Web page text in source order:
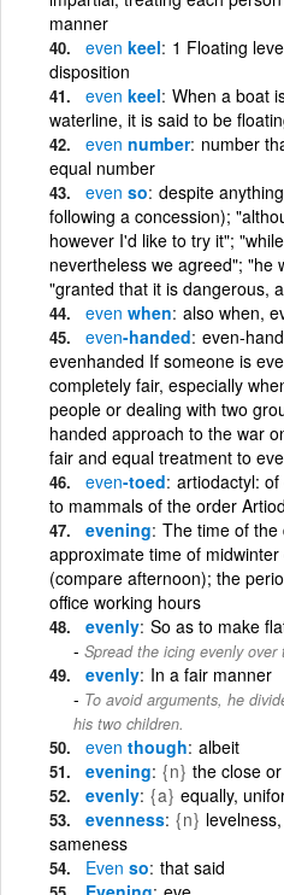
manner
even keel 1 Floating
disposition
even keel When a boat
waterline, it is said to be
even number number
equal number
even so despite
following a concession);
however I'd like to try it";
nevertheless we agreed"; "he
"granted that it is dangerous,
even when also when,
even-handed even-
evenhanded If someone is
completely fair, especially
people or dealing with two
handed approach to the war
fair and equal treatment to
even-toed artiodactyl:
to mammals of the order
evening The time of
approximate time of
(compare afternoon); the
office working hours
evenly So as to make
Spread the icing evenly over
evenly In a fair manner
To avoid arguments, he
his two children.
even though albeit
evening {n} the close
evenly {a} equally,
evenness {n}
sameness
Even so that said